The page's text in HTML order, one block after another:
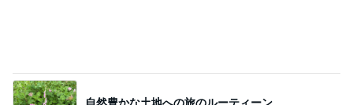
予選通過ならず大号泣した娘